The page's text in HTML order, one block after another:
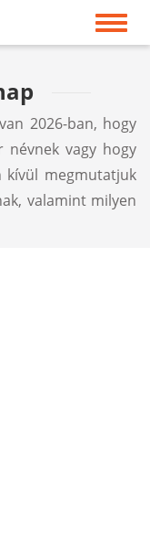
2026-ban, hogy
névnek vagy hogy
kívül megmutatjuk
valamint milyen